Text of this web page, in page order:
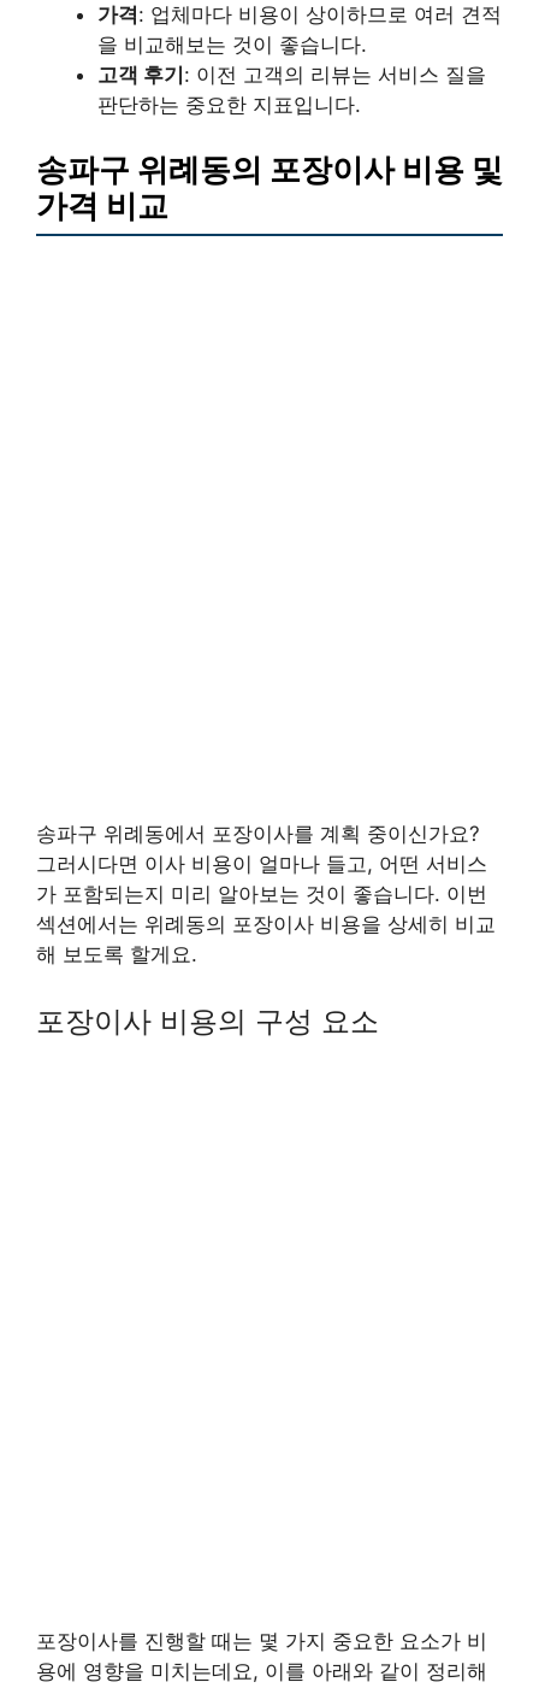
가격: 업체마다 비용이 상이하므로 여러 견적
을 비교해보는 것이 좋습니다.
고객 후기 : 이전 고객의 리뷰는 서비스 질을
판단하는 중요한 지표입니다.
송파구 위례동의 포장이사 비용 및
가격 비교
송파구 위례동에서 포장이사를 계획 중이신가요?
그러시다면 이사 비용이 얼마나 들고, 어떤 서비스
가 포함되는지 미리 알아보는 것이 좋습니다. 이번
섹션에서는 위례동의 포장이사 비용을 상세히 비교
해 보도록 할게요.
포장이사 비용의 구성 요소
포장이사를 진행할 때는 몇 가지 중요한 요소가 비
용에 영향을 미치는데요, 이를 아래와 같이 정리해